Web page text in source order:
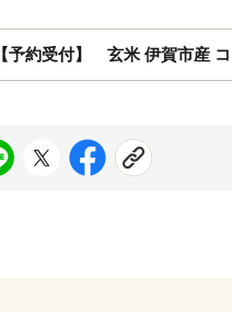
【予約受付】 玄米 伊賀市産